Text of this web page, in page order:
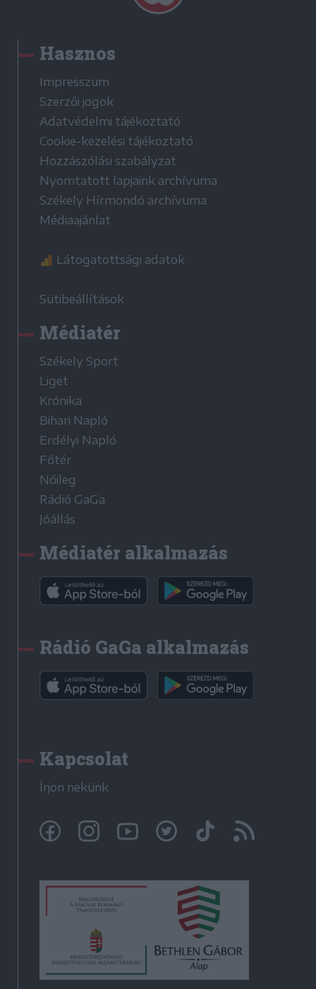
Hasznos
Impresszum
Szerzői jogok
Adatvédelmi tájékoztató
Cookie-kezelési tájékoztató
Hozzászólási szabályzat
Nyomtatott lapjaink archívuma
Székely Hírmondó archívuma
Médiaajánlat
Látogatottsági adatok
Sütibeállítások
Médiatér
Székely Sport
Liget
Krónika
Bihari Napló
Erdélyi Napló
Főtér
Nőileg
Rádió GaGa
Jóállás
Médiatér alkalmazás
Rádió GaGa alkalmazás
Kapcsolat
Írjon nekünk